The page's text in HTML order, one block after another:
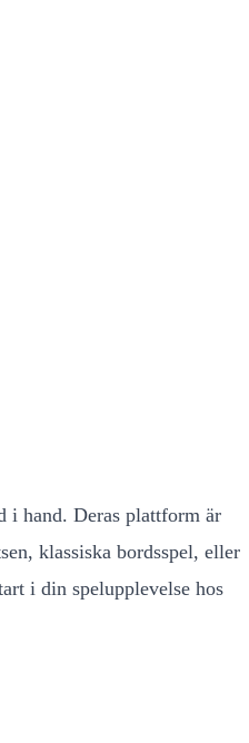
i hand. Deras plattform är
klassiska bordsspel, eller
i din spelupplevelse hos